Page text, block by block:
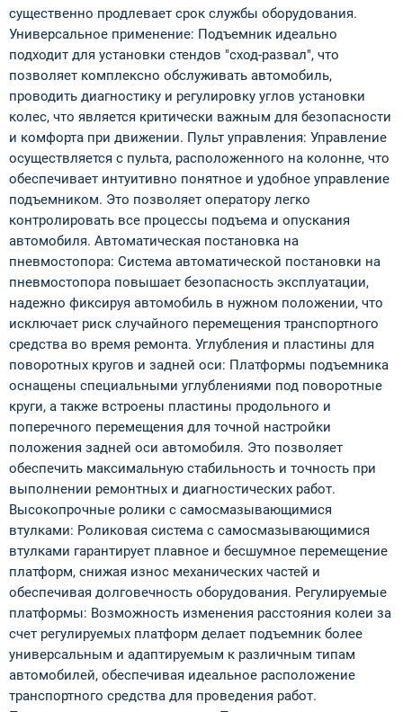
существенно продлевает срок службы оборудования.
Универсальное применение: Подъемник идеально
подходит для установки стендов "сход-развал", что
позволяет комплексно обслуживать автомобиль,
проводить диагностику и регулировку углов установки
колес, что является критически важным для безопасности
и комфорта при движении. Пульт управления: Управление
осуществляется с пульта, расположенного на колонне, что
обеспечивает интуитивно понятное и удобное управление
подъемником. Это позволяет оператору легко
контролировать все процессы подъема и опускания
автомобиля. Автоматическая постановка на
пневмостопора: Система автоматической постановки на
пневмостопора повышает безопасность эксплуатации,
надежно фиксируя автомобиль в нужном положении, что
исключает риск случайного перемещения транспортного
средства во время ремонта. Углубления и пластины для
поворотных кругов и задней оси: Платформы подъемника
оснащены специальными углублениями под поворотные
круги, а также встроены пластины продольного и
поперечного перемещения для точной настройки
положения задней оси автомобиля. Это позволяет
обеспечить максимальную стабильность и точность при
выполнении ремонтных и диагностических работ.
Высокопрочные ролики с самосмазывающимися
втулками: Роликовая система с самосмазывающимися
втулками гарантирует плавное и бесшумное перемещение
платформ, снижая износ механических частей и
обеспечивая долговечность оборудования. Регулируемые
платформы: Возможность изменения расстояния колеи за
счет регулируемых платформ делает подъемник более
универсальным и адаптируемым к различным типам
автомобилей, обеспечивая идеальное расположение
транспортного средства для проведения работ.